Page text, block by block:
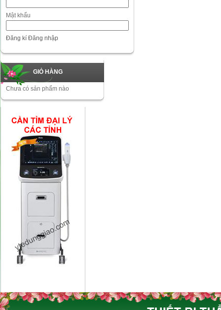
Mật khẩu
Đăng kí Đăng nhập
GIỎ HÀNG
Chưa có sản phẩm nào